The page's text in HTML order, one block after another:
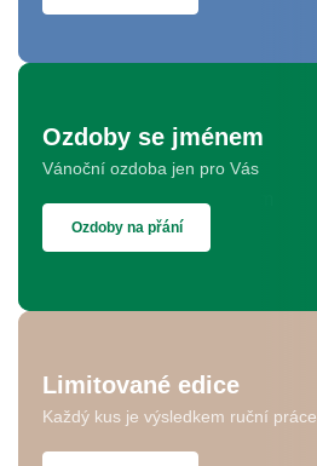
Ozdoby se jménem
Vánoční ozdoba jen pro Vás
Ozdoby na přání
Limitované edice
Každý kus je výsledkem ruční práce